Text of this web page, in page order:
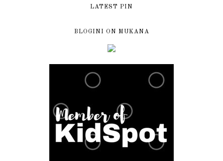
LATEST PIN
BLOGINI ON MUKANA